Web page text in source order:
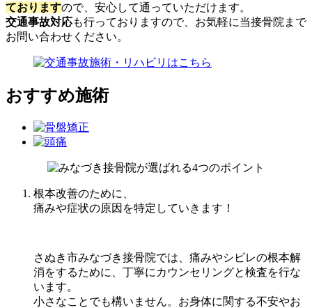
ておりますので、安心して通っていただけます。
交通事故対応も行っておりますので、お気軽に当接骨院まで
お問い合わせください。
おすすめ施術
根本改善のために、
痛みや症状の原因を特定していきます！
さぬき市みなづき接骨院では、痛みやシビレの根本解
消をするために、丁寧にカウンセリングと検査を行な
います。
小さなことでも構いません。お身体に関する不安やお